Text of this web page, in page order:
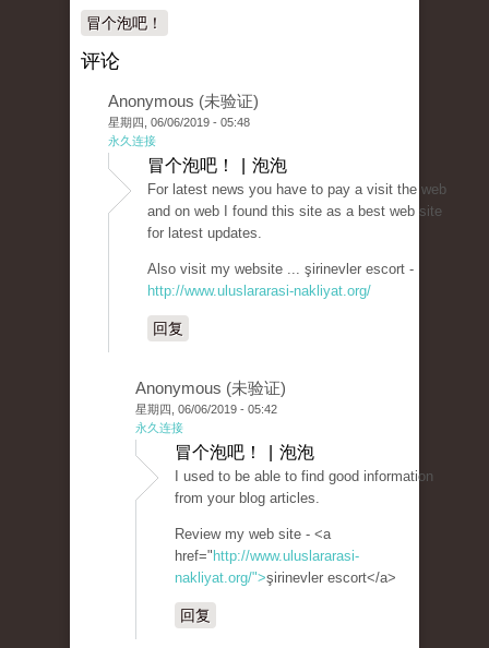
冒个泡吧！
评论
Anonymous (未验证)
星期四, 06/06/2019 - 05:48
永久连接
冒个泡吧！ | 泡泡
For latest news you have to pay a visit the web
and on web I found this site as a best web site
for latest updates.
Also visit my website ... şirinevler escort -
http://www.uluslararasi-nakliyat.org/
回复
Anonymous (未验证)
星期四, 06/06/2019 - 05:42
永久连接
冒个泡吧！ | 泡泡
I used to be able to find good information
from your blog articles.
Review my web site - <a
href=" http://www.uluslararasi-
nakliyat.org/">şirinevler escort</a>
回复